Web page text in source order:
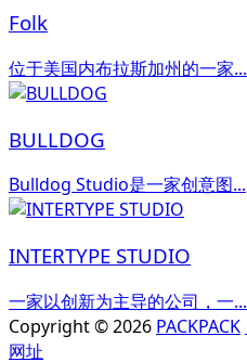
Folk
位于美国内布拉斯加州的一家...
BULLDOG
Bulldog Studio是一家创意图...
INTERTYPE STUDIO
一家以创新为主导的公司，一...
Copyright © 2026 PACKPACK
网址